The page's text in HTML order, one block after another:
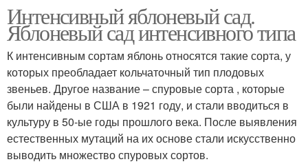
Интенсивный яблоневый сад.
Яблоневый сад интенсивного типа
К интенсивным сортам яблонь относятся такие сорта, у
которых преобладает кольчаточный тип плодовых
звеньев. Другое название – спуровые сорта , которые
были найдены в США в 1921 году, и стали вводиться в
культуру в 50-ые годы прошлого века. После выявления
естественных мутаций на их основе стали искусственно
выводить множество спуровых сортов.